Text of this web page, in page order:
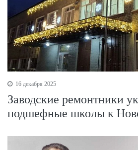
16 декабря 2025
Заводские ремонтники
подшефные школы к